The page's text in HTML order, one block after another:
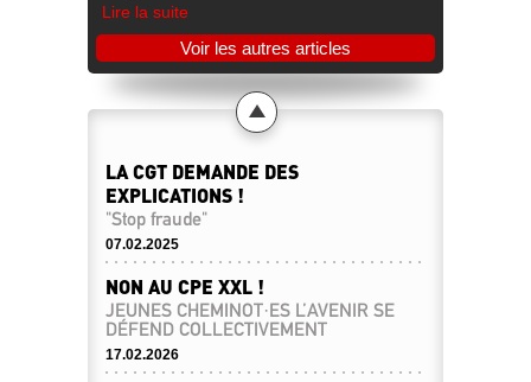
Lire la suite
Voir les autres articles
LA CGT DEMANDE DES
EXPLICATIONS !
"Stop fraude"
07.02.2025
NON AU CPE XXL !
JEUNES CHEMINOT·ES L’AVENIR SE
DÉFEND COLLECTIVEMENT
17.02.2026